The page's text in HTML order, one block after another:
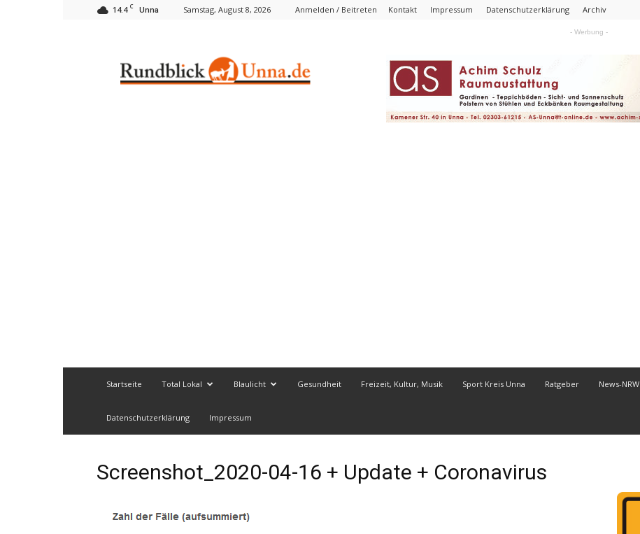
14.4 C Unna Samstag, August 8, 2026 Anmelden / Beitreten Kontakt Impressum Datenschutzerklärung Archiv
- Werbung -
Startseite Total Lokal Blaulicht Gesundheit Freizeit, Kultur, Musik Sport Kreis Unna Ratgeber News-NRW
Datenschutzerklärung Impressum
Screenshot_2020-04-16 + Update + Coronavirus